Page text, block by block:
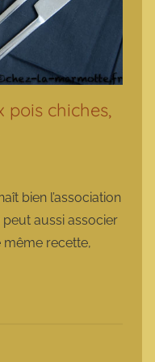
pois chiches,
bien l’association
aussi associer
recette,